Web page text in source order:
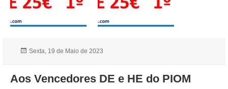
Publicado
Sexta, 19 de Maio de 2023
Aos Vencedores DE e HE do PIOM